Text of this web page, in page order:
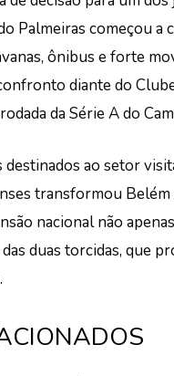
Palmeiras começou a
ônibus e forte
diante do
da Série A do
ao setor
transformou
nacional não
duas torcidas, que